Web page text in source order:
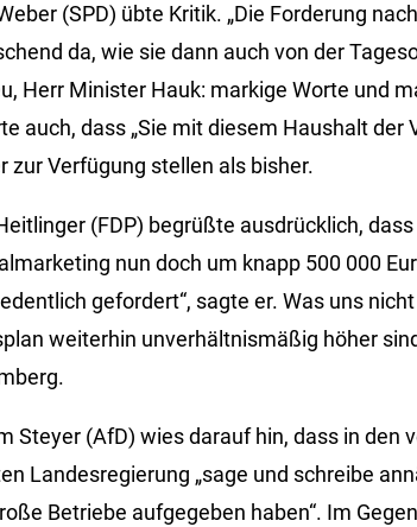
(SPD) übte Kritik. „Die Forderung
da, wie sie dann auch von der
Herr Minister Hauk: markige Worte und
auch, dass „Sie mit diesem Haushalt
zur Verfügung stellen als bisher.
(FDP) begrüßte ausdrücklich,
nun doch um knapp 500 000
gefordert“, sagte er. Was uns
weiterhin unverhältnismäßig höher
Steyer (AfD) wies darauf hin, dass in den
Landesregierung „sage und schreibe
Betriebe aufgegeben haben“. Im